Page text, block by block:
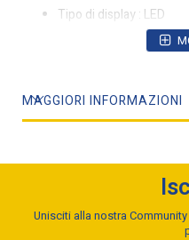
Tipo di display : LED
Numero di coperti : 14
MAGGIORI INFORMAZIONI
Unisciti alla nostra